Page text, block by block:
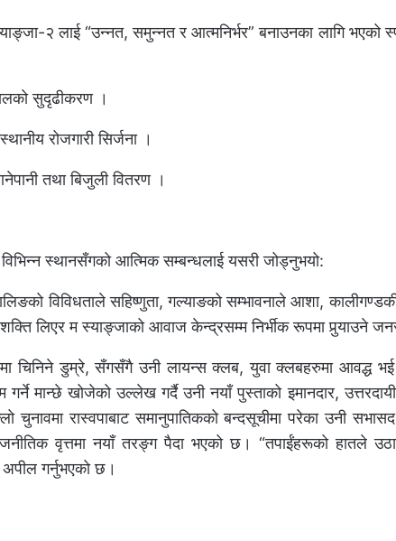
२ लाई “उन्नत, समुन्नत र आत्मनिर्भर” बनाउनका लागि भएको
सुदृढीकरण ।
रोजगारी सिर्जना ।
तथा बिजुली वितरण ।
स्थानसँगको आत्मिक सम्बन्धलाई यसरी जोड्नुभयो:
विविधताले सहिष्णुता, गल्याङको सम्भावनाले आशा,
लिएर म स्याङ्जाको आवाज केन्द्रसम्म निर्भीक रूपमा पुर्‍याउने
चिनिने डुम्रे, सँगसँगै उनी लायन्स क्लब, युवा क्लबहरुमा आवद्ध भई
मान्छे खोजेको उल्लेख गर्दै उनी नयाँ पुस्ताको इमानदार,
चुनावमा रास्वपाबाट समानुपातिकको बन्दसूचीमा परेका उनी
वृत्तमा नयाँ तरङ्ग पैदा भएको छ। “तपाईंहरूको हातले
अपील गर्नुभएको छ।